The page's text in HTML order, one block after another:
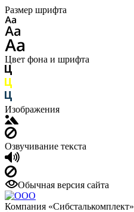
Размер шрифта
Цвет фона и шрифта
Изображения
Озвучивание текста
Обычная версия сайта
Компания «Сибсталькомплект»